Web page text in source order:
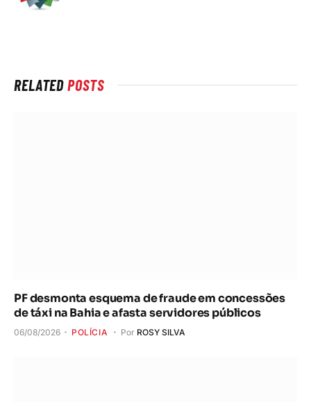
RELATEDPOSTS
PF desmonta esquema de fraude em concessões
de táxi na Bahia e afasta servidores públicos
06/08/2026 POLÍCIA Por ROSY SILVA